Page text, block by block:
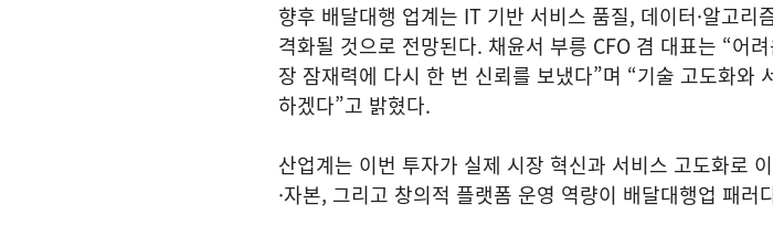
향후 배달대행 업계는 IT 기반 서비스 품질, 데이터·알고리
격화될 것으로 전망된다. 채윤서 부릉 CFO 겸 대표는 “어
장 잠재력에 다시 한 번 신뢰를 보냈다”며 “기술 고도화와
하겠다”고 밝혔다.
산업계는 이번 투자가 실제 시장 혁신과 서비스 고도화로
·자본, 그리고 창의적 플랫폼 운영 역량이 배달대행업 패